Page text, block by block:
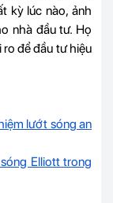
kỳ lúc nào, ảnh
nhà đầu tư. Họ
để đầu tư hiệu
lướt sóng an
Elliott trong